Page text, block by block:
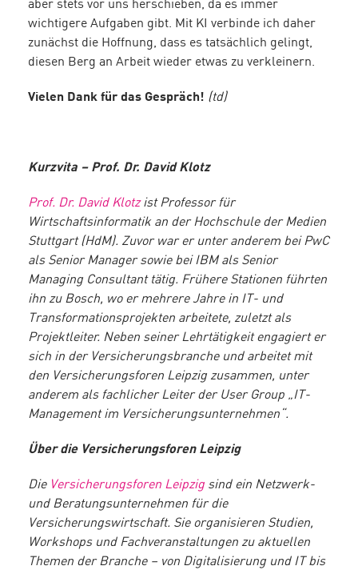
aber stets vor uns herschieben, da es immer
wichtigere Aufgaben gibt. Mit KI verbinde ich daher
zunächst die Hoffnung, dass es tatsächlich gelingt,
diesen Berg an Arbeit wieder etwas zu verkleinern.
Vielen Dank für das Gespräch! (td)
Kurzvita – Prof. Dr. David Klotz
Prof. Dr. David Klotzist Professor für
Wirtschaftsinformatik an der Hochschule der Medien
Stuttgart (HdM). Zuvor war er unter anderem bei PwC
als Senior Manager sowie bei IBM als Senior
Managing Consultant tätig. Frühere Stationen führten
ihn zu Bosch, wo er mehrere Jahre in IT- und
Transformationsprojekten arbeitete, zuletzt als
Projektleiter. Neben seiner Lehrtätigkeit engagiert er
sich in der Versicherungsbranche und arbeitet mit
den Versicherungsforen Leipzig zusammen, unter
anderem als fachlicher Leiter der User Group „IT-
Management im Versicherungsunternehmen“.
Über die Versicherungsforen Leipzig
Die Versicherungsforen Leipzig sind ein Netzwerk-
und Beratungsunternehmen für die
Versicherungswirtschaft. Sie organisieren Studien,
Workshops und Fachveranstaltungen zu aktuellen
Themen der Branche – von Digitalisierung und IT bis